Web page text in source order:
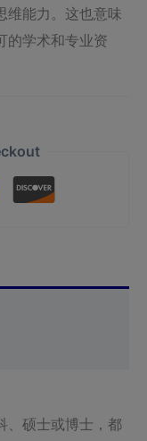
维能力。这也意味
的学术和专业资
、硕士或博士，都